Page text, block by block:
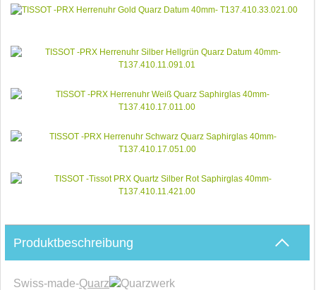
Produktbeschreibung
Swiss-made-Quarz werk